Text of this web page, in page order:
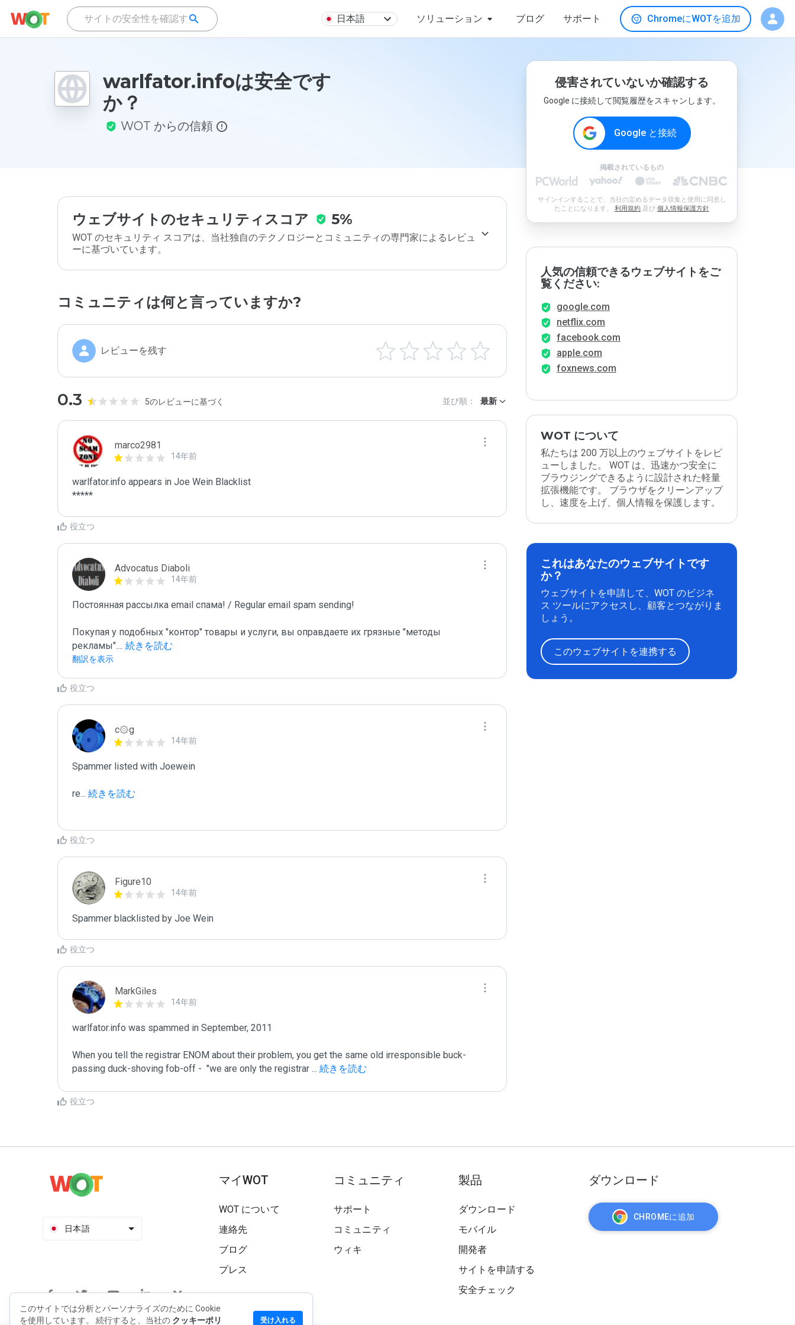
日本語 ソリューション ブログ サポート ChromeにWOTを追加
warlfator.infoは安全です
か？
WOT からの信頼
ウェブサイトのセキュリティスコア 5%
WOT のセキュリティ スコアは、当社独自のテクノロジーとコミュニティの専門家によるレビュ
ーに基づいています。
コミュニティは何と言っていますか?
レビューを残す
0.3 5のレビューに基づく 並び順： 最新
marco2981
14年前
warlfator.info appears in Joe Wein Blacklist
*****
役立つ
Advocatus Diaboli
14年前
Постоянная рассылка email спама! / Regular email spam sending!
Покупая у подобных "контор" товары и услуги, вы оправдаете их грязные "методы
рекламы".... 続きを読む
翻訳を表示
役立つ
c۞g
14年前
Spammer listed with Joewein
re... 続きを読む
役立つ
Figure10
14年前
Spammer blacklisted by Joe Wein
役立つ
MarkGiles
14年前
warlfator.info was spammed in September, 2011
When you tell the registrar ENOM about their problem, you get the same old irresponsible buck-
passing duck-shoving fob-off -  "we are only the registrar ... 続きを読む
役立つ
侵害されていないか確認する
Google に接続して閲覧履歴をスキャンします。
Google と接続
掲載されているもの
サインインすることで、当社の定めるデータ収集と使用に同意し
たことになります。 利用規約 及び 個人情報保護方針
人気の信頼できるウェブサイトをご
覧ください:
google.com
netflix.com
facebook.com
apple.com
foxnews.com
WOT について
私たちは 200 万以上のウェブサイトをレビ
ューしました。 WOT は、迅速かつ安全に
ブラウジングできるように設計された軽量
拡張機能です。 ブラウザをクリーンアップ
し、速度を上げ、個人情報を保護します。
これはあなたのウェブサイトです
か？
ウェブサイトを申請して、WOT のビジネ
ス ツールにアクセスし、顧客とつながりま
しょう。
このウェブサイトを連携する
日本語
マイWOT
WOT について
連絡先
ブログ
プレス
コミュニティ
サポート
コミュニティ
ウィキ
製品
ダウンロード
モバイル
開発者
サイトを申請する
安全チェック
ダウンロード
CHROMEに追加
このサイトでは分析とパーソナライズのために Cookie
を使用しています。 続行すると、当社の クッキーポリ 受け入れる